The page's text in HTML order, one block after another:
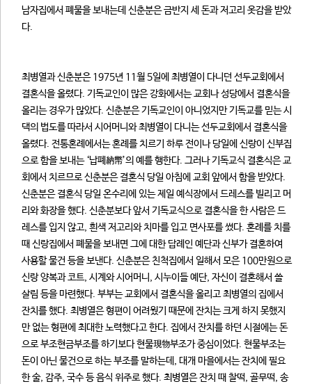
남자집에서 폐물을 보내는데 신춘분은 금반지 세 돈과 저고리 옷감을 받았
다.
최병열과 신춘분은 1975년 11월 5일에 최병열이 다니던 선두교회에서
결혼식을 올렸다. 기독교인이 많은 강화에서는 교회나 성당에서 결혼식을
올리는 경우가 많았다. 신춘분은 기독교인이 아니었지만 기독교를 믿는 시
댁의 법도를 따라서 시어머니와 최병열이 다니는 선두교회에서 결혼식을
올렸다. 전통혼례에서는 혼례를 치르기 하루 전이나 당일에 신랑이 신부집
으로 함을 보내는 ‘납폐納幣’의 예를 행한다. 그러나 기독교식 결혼식은 교
회에서 치르므로 신춘분은 결혼식 당일 아침에 교회 앞에서 함을 받았다.
신춘분은 결혼식 당일 온수리에 있는 제일 예식장에서 드레스를 빌리고 머
리와 화장을 했다. 신춘분보다 앞서 기독교식으로 결혼식을 한 사람은 드
레스를 입지 않고, 흰색 저고리와 치마를 입고 면사포를 썼다. 혼례를 치를
때 신랑집에서 폐물을 보내면 그에 대한 답례인 예단과 신부가 결혼하여
사용할 물건 등을 보낸다. 신춘분은 친척집에서 일해서 모은 100만원으로
신랑 양복과 코트, 시계와 시어머니, 시누이들 예단, 자신이 결혼해서 쓸
살림 등을 마련했다. 부부는 교회에서 결혼식을 올리고 최병열의 집에서
잔치를 했다. 최병열은 형편이 어려웠기 때문에 잔치는 크게 하지 못했지
만 없는 형편에 최대한 노력했다고 한다. 집에서 잔치를 하던 시절에는 돈
으로 부조현금부조를 하기보다 현물現物부조가 중심이었다. 현물부조는
돈이 아닌 물건으로 하는 부조를 말하는데, 대개 마을에서는 잔치에 필요
한 술, 감주, 국수 등 음식 위주로 했다. 최병열은 잔치 때 찰떡, 골무떡, 송